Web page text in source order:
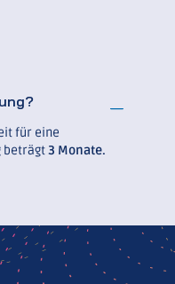
für eine
beträgt3 Monate.